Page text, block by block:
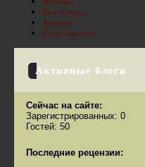
Режиссеры
Актеры
Пользователи
Активные блоги
Сейчас на сайте:
Зарегистрированных: 0
Гостей: 50
Последние рецензии: